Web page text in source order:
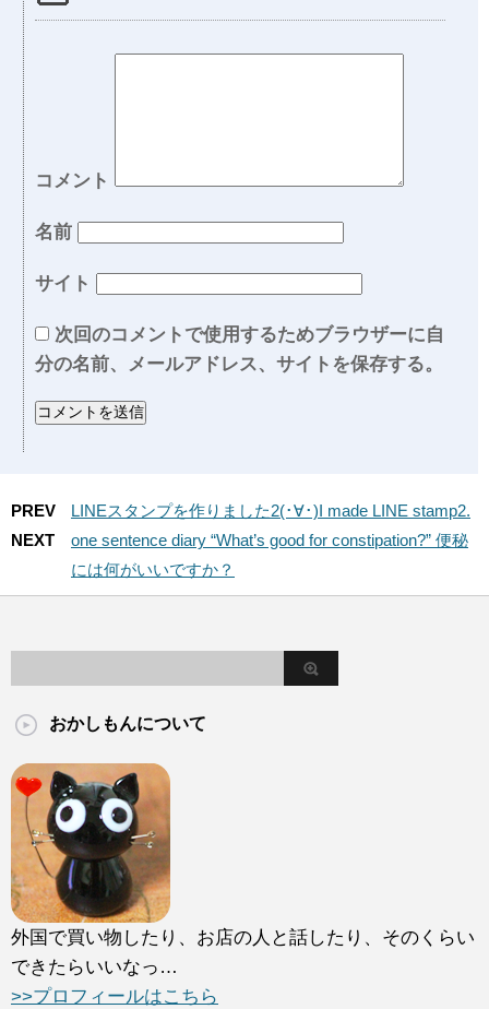
コメント
名前
サイト
次回のコメントで使用するためブラウザーに自
分の名前、メールアドレス、サイトを保存する。
PREV
LINEスタンプを作りました2(･∀･)I made LINE stamp2.
NEXT
one sentence diary “What’s good for constipation?” 便秘
には何がいいですか？
おかしもんについて
外国で買い物したり、お店の人と話したり、そのくらい
できたらいいなっ…
>>プロフィールはこちら